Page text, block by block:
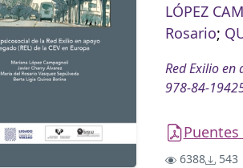
LÓPEZ
Rosario;
Red Exilio en
978-84-
Puentes
6388 543